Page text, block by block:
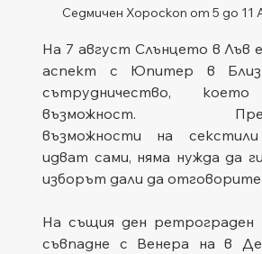
Седмичен Хороскоп от 5 до 11
На 7 август Слънцето в Лъв
аспект с Юпитер в
сътрудничество,
възможност.
възможности на
идват сами, няма нужда да
изборът дали да
На същия ден
съвпадне с Венера на в